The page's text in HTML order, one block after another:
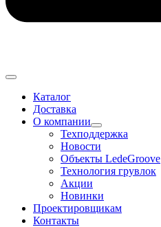
Каталог
Доставка
О компании
Техподдержка
Новости
Объекты LedeGroove
Технология грувлок
Акции
Новинки
Проектировщикам
Контакты